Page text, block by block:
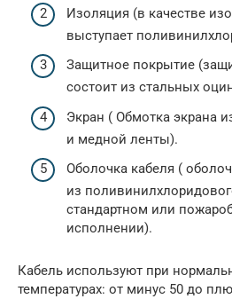
Изоляция (в качестве
выступает
Защитное покрытие
состоит из стальных
Экран ( Обмотка экрана
и медной ленты).
Оболочка кабеля (
из
стандартном или
исполнении).
Кабель используют при
температурах: от минус 50 до